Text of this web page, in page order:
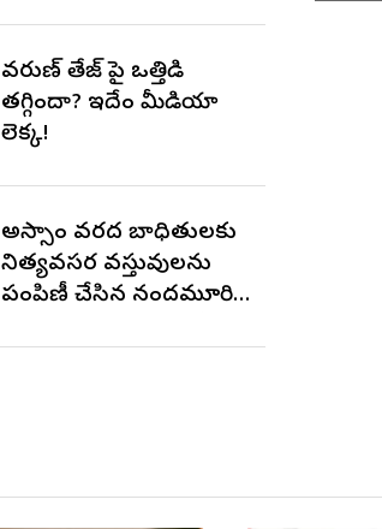
వరుణ్ తేజ్‌ పై ఒత్తిడి
తగ్గిందా? ఇదేం మీడియా
లెక్క!
అస్సాం వరద బాధితులకు
నిత్యవసర వస్తువులను
పంపిణీ చేసిన నందమూరి